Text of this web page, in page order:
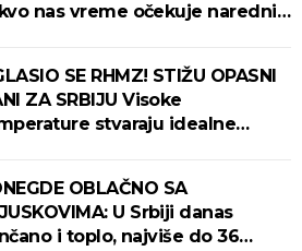
nas vreme očekuje narednih
SE RHMZ! STIŽU OPASNI
ZA SRBIJU Visoke
stvaraju idealne
OBLAČNO SA
U Srbiji danas
i toplo, najviše do 36